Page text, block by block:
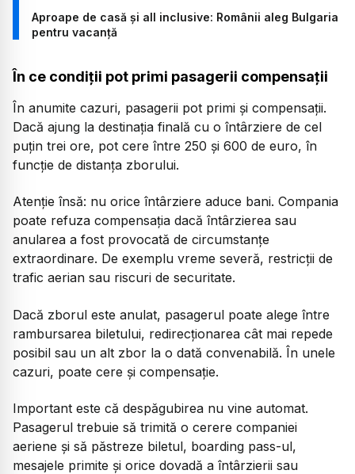
Aproape de casă și all inclusive: Românii aleg Bulgaria
pentru vacanță
În ce condiții pot primi pasagerii compensații
În anumite cazuri, pasagerii pot primi și compensații.
Dacă ajung la destinația finală cu o întârziere de cel
puțin trei ore, pot cere între 250 și 600 de euro, în
funcție de distanța zborului.
Atenție însă: nu orice întârziere aduce bani. Compania
poate refuza compensația dacă întârzierea sau
anularea a fost provocată de circumstanțe
extraordinare. De exemplu vreme severă, restricții de
trafic aerian sau riscuri de securitate.
Dacă zborul este anulat, pasagerul poate alege între
rambursarea biletului, redirecționarea cât mai repede
posibil sau un alt zbor la o dată convenabilă. În unele
cazuri, poate cere și compensație.
Important este că despăgubirea nu vine automat.
Pasagerul trebuie să trimită o cerere companiei
aeriene și să păstreze biletul, boarding pass-ul,
mesajele primite și orice dovadă a întârzierii sau